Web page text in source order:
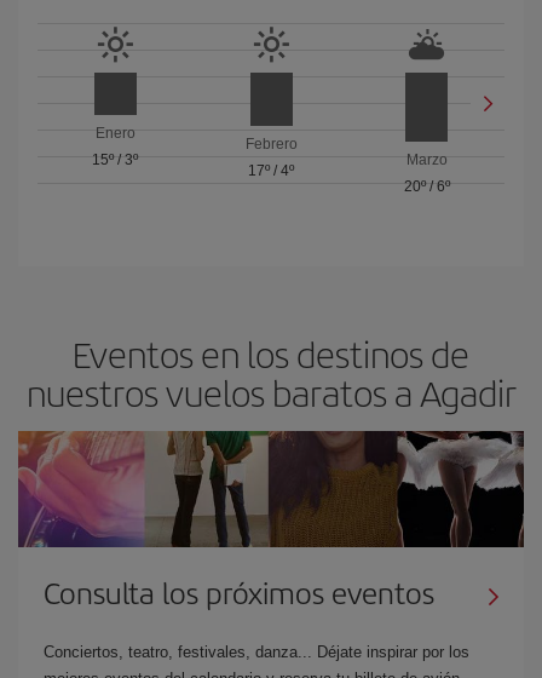
Enero
15º/3º
Febrero
17º / 4º
Marzo
20º/ 6º
Eventos en los destinos de
nuestros vuelos baratos a Agadir
Consulta los próximos eventos
Conciertos, teatro, festivales, danza... Déjate inspirar por los